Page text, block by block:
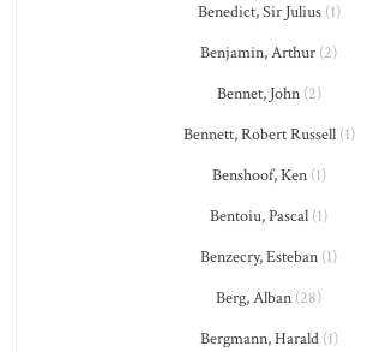
Benedict, Sir Julius(1)
Benjamin, Arthur (2)
Bennet, John(2)
Bennett, Robert Russell(1)
Benshoof, Ken(1)
Bentoiu, Pascal (1)
Benzecry, Esteban (1)
Berg, Alban (28)
Bergmann, Harald(1)